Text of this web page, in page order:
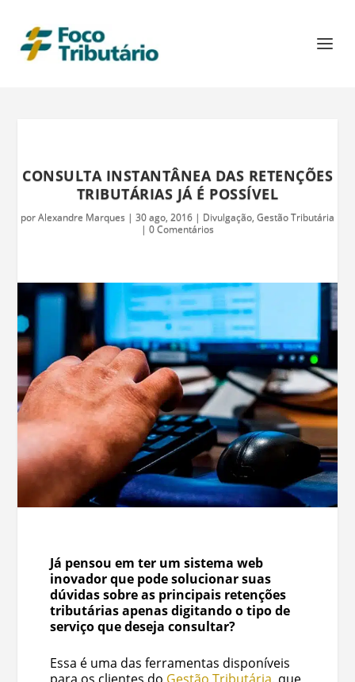
CONSULTA INSTANTÂNEA DAS RETENÇÕES
TRIBUTÁRIAS JÁ É POSSÍVEL
porAlexandre Marques | 30 ago, 2016 | Divulgação, Gestão Tributária
| 0 Comentários
Já pensou em ter um sistema web
inovador que pode solucionar suas
dúvidas sobre as principais retenções
tributárias apenas digitando o tipo de
serviço que deseja consultar?
Essa é uma das ferramentas disponíveis